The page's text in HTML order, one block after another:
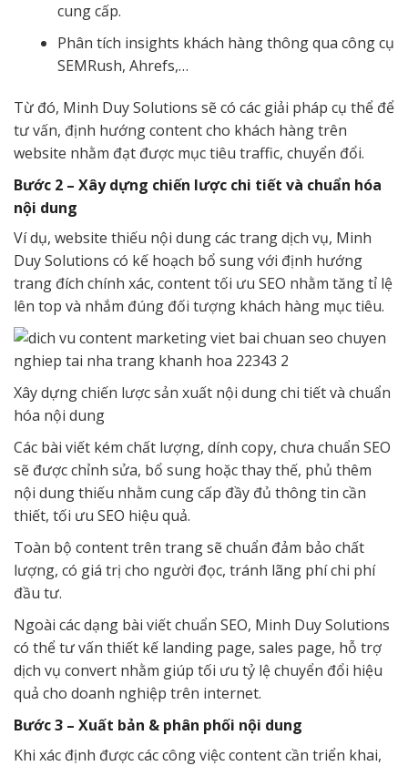
cung cấp.
Phân tích insights khách hàng thông qua công cụ
SEMRush, Ahrefs,…
Từ đó, Minh Duy Solutions sẽ có các giải pháp cụ thể để
tư vấn, định hướng content cho khách hàng trên
website nhằm đạt được mục tiêu traffic, chuyển đổi.
Bước 2 – Xây dựng chiến lược chi tiết và chuẩn hóa
nội dung
Ví dụ, website thiếu nội dung các trang dịch vụ, Minh
Duy Solutions có kế hoạch bổ sung với định hướng
trang đích chính xác, content tối ưu SEO nhằm tăng tỉ lệ
lên top và nhắm đúng đối tượng khách hàng mục tiêu.
Xây dựng chiến lược sản xuất nội dung chi tiết và chuẩn
hóa nội dung
Các bài viết kém chất lượng, dính copy, chưa chuẩn SEO
sẽ được chỉnh sửa, bổ sung hoặc thay thế, phủ thêm
nội dung thiếu nhằm cung cấp đầy đủ thông tin cần
thiết, tối ưu SEO hiệu quả.
Toàn bộ content trên trang sẽ chuẩn đảm bảo chất
lượng, có giá trị cho người đọc, tránh lãng phí chi phí
đầu tư.
Ngoài các dạng bài viết chuẩn SEO, Minh Duy Solutions
có thể tư vấn thiết kế landing page, sales page, hỗ trợ
dịch vụ convert nhằm giúp tối ưu tỷ lệ chuyển đổi hiệu
quả cho doanh nghiệp trên internet.
Bước 3 – Xuất bản & phân phối nội dung
Khi xác định được các công việc content cần triển khai,